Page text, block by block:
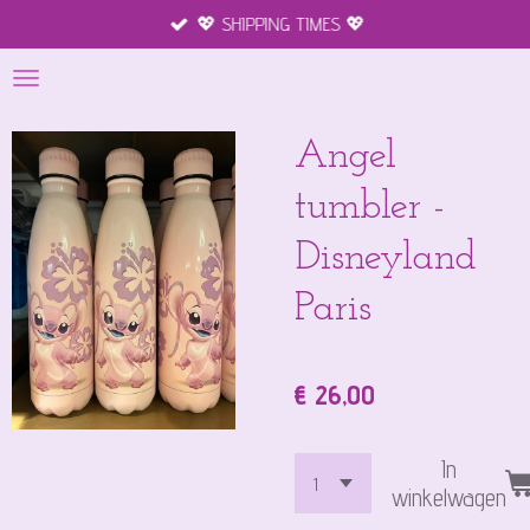
direct
naar
hoofdinhoud
💖 SHIPPING TIMES 💖
Angel
tumbler -
Disneyland
Paris
€ 26,00
In
winkelwagen